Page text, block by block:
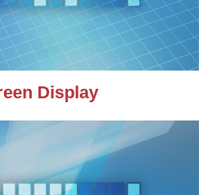
Display